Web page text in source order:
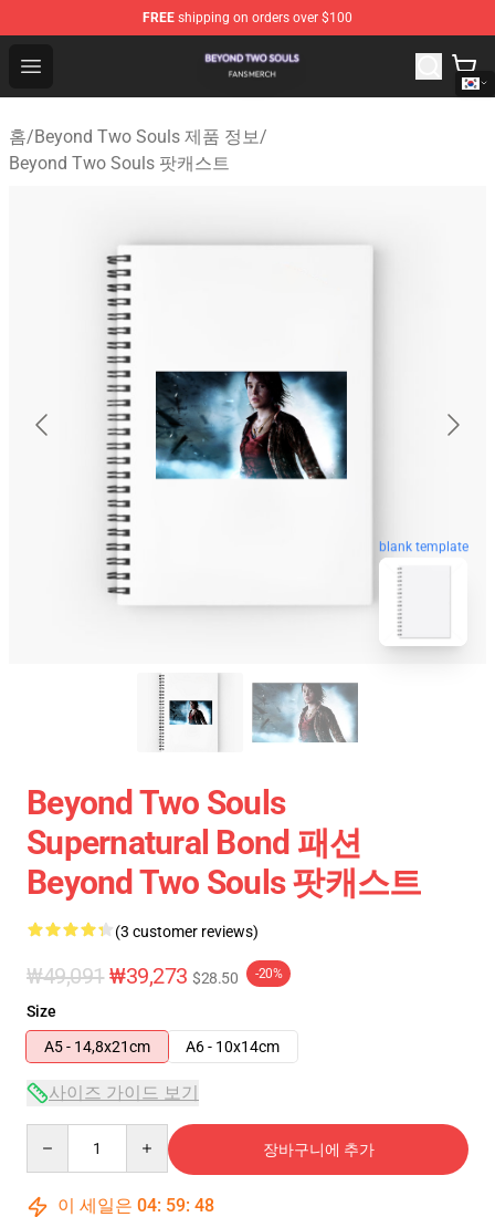
FREE shipping on orders over $100
Open menu
Beyond Two Souls Shop - Official Beyond Two Souls
홈/Beyond Two Souls 제품 정보/
Beyond Two Souls 팟캐스트
blank template
Beyond Two Souls
Supernatural Bond 패션
Beyond Two Souls 팟캐스트
(3 customer reviews)
₩49,091 ₩39,273 $28.50 -20%
Size
A5 - 14,8x21cm
A6 - 10x14cm
사이즈 가이드 보기
장바구니에 추가
이 세일은 04: 59: 47